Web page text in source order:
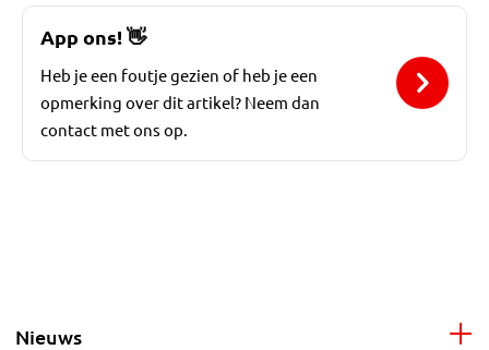
App ons!👋
Heb je een foutje gezien of heb je een
opmerking over dit artikel? Neem dan
contact met ons op.
Nieuws